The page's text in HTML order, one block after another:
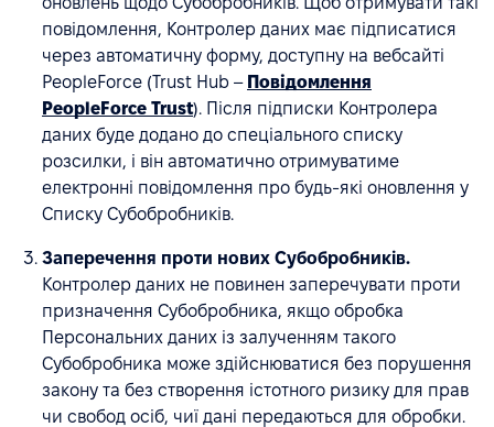
повідомлення, Контролер даних має підписатися
через автоматичну форму, доступну на вебсайті
PeopleForce (Trust Hub – Повідомлення
PeopleForce Trust). Після підписки Контролера
даних буде додано до спеціального списку
розсилки, і він автоматично отримуватиме
електронні повідомлення про будь-які оновлення у
Списку Субобробників.
Заперечення проти нових Субобробників.
Контролер даних не повинен заперечувати проти
призначення Субобробника, якщо обробка
Персональних даних із залученням такого
Субобробника може здійснюватися без порушення
закону та без створення істотного ризику для прав
чи свобод осіб, чиї дані передаються для обробки.